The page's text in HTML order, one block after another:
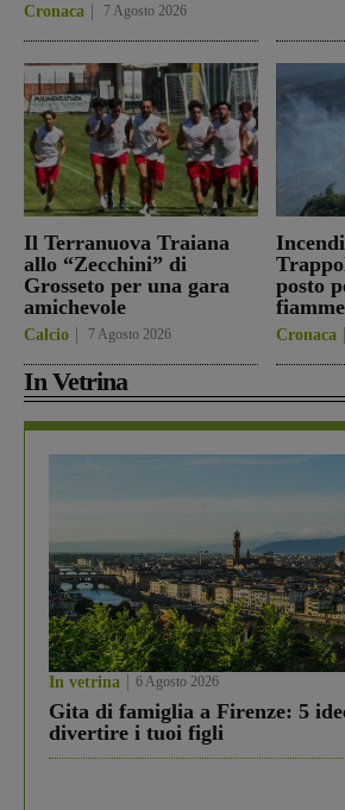
Cronaca 7 Agosto 2026
Il Terranuova Traiana
allo “Zecchini” di
Grosseto per una gara
amichevole
Calcio 7 Agosto 2026
posto
fiamme
Cronaca
In Vetrina
In vetrina 6 Agosto 2026
Gita di famiglia a Firenze: 5
divertire i tuoi figli